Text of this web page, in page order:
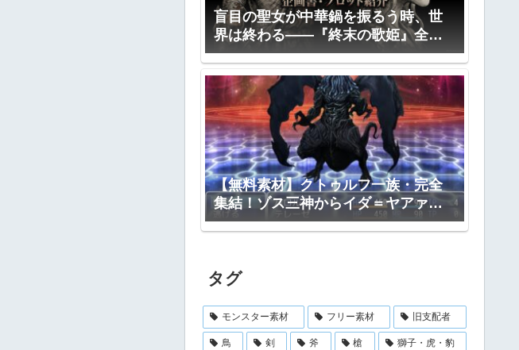
盲目の聖女が中華鍋を振るう時、世
界は終わる――『終末の歌姫』全プ
ロット公開
【無料素材】クトゥルフ一族・完全
集結！ゾス三神からイダ＝ヤアァ、
インスマス面まで網羅｜RPGツクー
タグ
モンスター素材 フリー素材 旧支配者
鳥 剣 斧 槍 獅子・虎・豹